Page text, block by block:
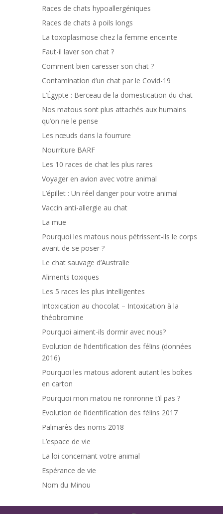
Races de chats hypoallergéniques
Races de chats à poils longs
La toxoplasmose chez la femme enceinte
Faut-il laver son chat ?
Comment bien caresser son chat ?
Contamination d’un chat par le Covid-19
L’Égypte : Berceau de la domestication du chat
Nos matous sont plus attachés aux humains
qu’on ne le pense
Les nœuds dans la fourrure
Nourriture BARF
Les 10 races de chat les plus rares
Voyager en avion avec votre animal
L’épillet : Un réel danger pour votre animal
Vaccin anti-allergie au chat
La mue
Pourquoi les matous nous pétrissent-ils le corps
avant de se poser ?
Le chat sauvage d’Australie
Aliments toxiques
Les 5 races les plus intelligentes
Intoxication au chocolat – Intoxication à la
théobromine
Pourquoi aiment-ils dormir avec nous?
Evolution de l’identification des félins (données
2016)
Pourquoi les matous adorent autant les boîtes
en carton
Pourquoi mon matou ne ronronne t’il pas ?
Evolution de l’identification des félins 2017
Palmarès des noms 2018
L’espace de vie
La loi concernant votre animal
Espérance de vie
Nom du Minou